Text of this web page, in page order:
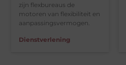
zijn flexbureaus de
motoren van flexibiliteit en
aanpassingsvermogen.
Dienstverlening